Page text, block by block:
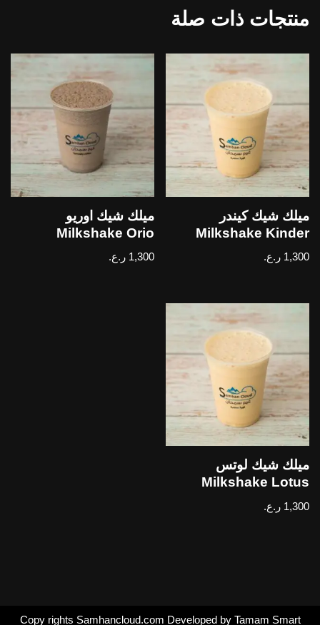
منتجات ذات صلة
ميلك شيك كيندر
Milkshake Kinder
1,300 ر.ع.
ميلك شيك اوريو
Milkshake Orio
1,300 ر.ع.
ميلك شيك لوتس
Milkshake Lotus
1,300 ر.ع.
Copy rights Samhancloud.com Developed by Tamam Smart